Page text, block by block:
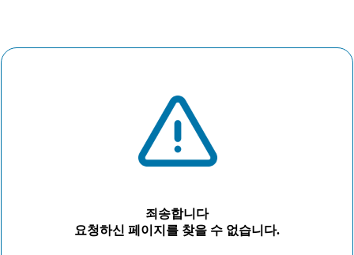
죄송합니다
요청하신 페이지를 찾을 수 없습니다.